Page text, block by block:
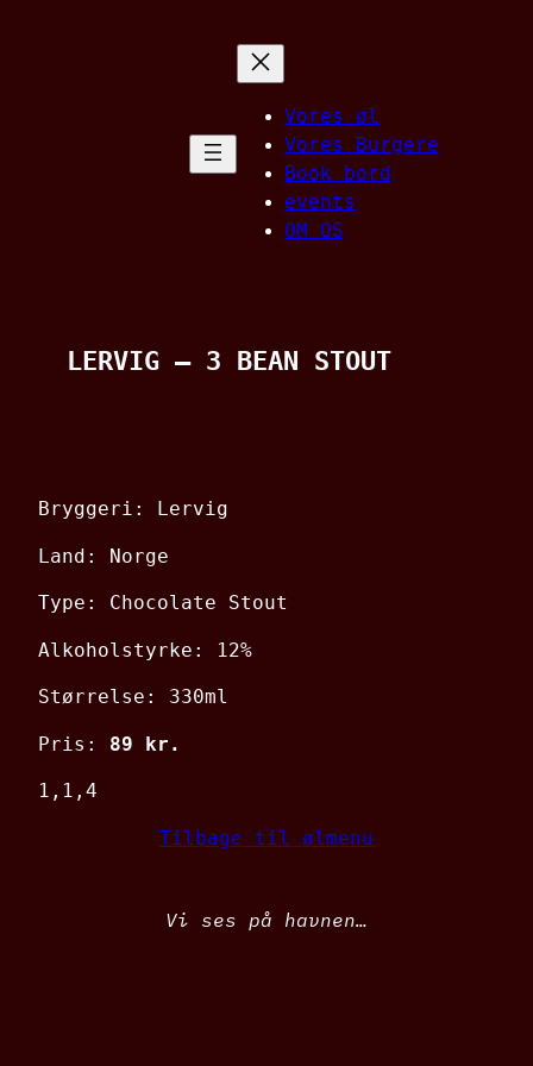
Vores øl
Vores Burgere
Book bord
events
OM OS
LERVIG – 3 BEAN STOUT
Bryggeri: Lervig
Land: Norge
Type: Chocolate Stout
Alkoholstyrke: 12%
Størrelse: 330ml
Pris: 89 kr.
1,1,4
Tilbage til ølmenu
Vi ses på havnen…